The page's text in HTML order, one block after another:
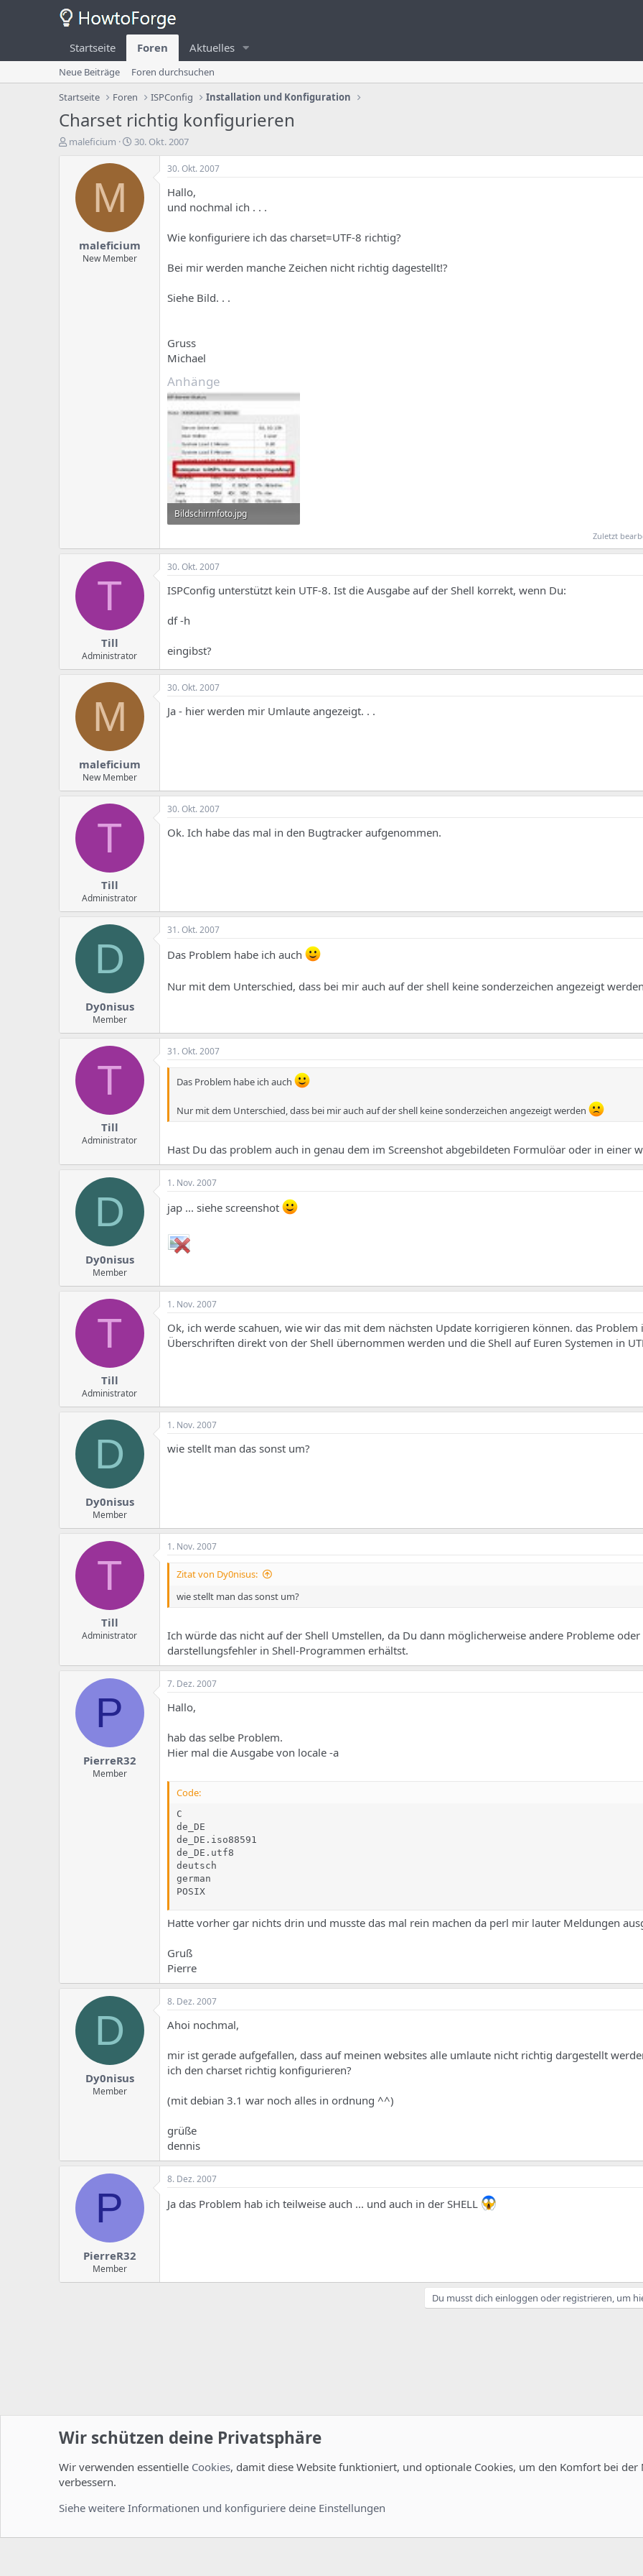
Startseite Foren Aktuelles
Neue Beiträge
Foren durchsuchen
Startseite
Foren ISPConfig Installation und Konfiguration
Charset richtig konfigurieren
E
maleficium
E
t
l
n
g
30. Okt. 2007
M
maleficium
New Member
30. Okt. 2007
Hallo,
und nochmal ich . . .
Wie konfiguriere ich das charset=UTF-8 richtig?
Bei mir werden manche Zeichen nicht richtig dagestellt!?
Siehe Bild. . .
Gruss
Michael
Anhänge
Bildschirmfoto.jpg
Zuletzt
T
Till
Administrator
30. Okt. 2007
ISPConfig unterstützt kein UTF-8. Ist die Ausgabe auf der Shell korrekt, wenn Du:
df -h
eingibst?
M
maleficium
New Member
30. Okt. 2007
Ja - hier werden mir Umlaute angezeigt. . .
T
Till
Administrator
30. Okt. 2007
Ok. Ich habe das mal in den Bugtracker aufgenommen.
D
Dy0nisus
Member
31. Okt. 2007
Das Problem habe ich auch
Nur mit dem Unterschied, dass bei mir auch auf der shell keine sonderzeichen angezeigt werden
T
Till
Administrator
31. Okt. 2007
Das Problem habe ich auch
Nur mit dem Unterschied, dass bei mir auch auf der shell keine sonderzeichen angezeigt werden
Hast Du das problem auch in genau dem im Screenshot abgebildeten Formulöar oder in einer
D
Dy0nisus
Member
1. Nov. 2007
jap ... siehe screenshot
T
Till
Administrator
1. Nov. 2007
Ok, ich werde scahuen, wie wir das mit dem nächsten Update korrigieren können. das Problem
Überschriften direkt von der Shell übernommen werden und die Shell auf Euren Systemen in
D
Dy0nisus
Member
1. Nov. 2007
wie stellt man das sonst um?
T
Till
Administrator
1. Nov. 2007
Zitat von Dy0nisus:
wie stellt man das sonst um?
Ich würde das nicht auf der Shell Umstellen, da Du dann möglicherweise andere Probleme oder
darstellungsfehler in Shell-Programmen erhältst.
P
PierreR32
Member
7. Dez. 2007
Hallo,
hab das selbe Problem.
Hier mal die Ausgabe von locale -a
Code:
C
de_DE
de_DE.iso88591
de_DE.utf8
deutsch
german
POSIX
Hatte vorher gar nichts drin und musste das mal rein machen da perl mir lauter Meldungen
Gruß
Pierre
D
Dy0nisus
Member
8. Dez. 2007
Ahoi nochmal,
mir ist gerade aufgefallen, dass auf meinen websites alle umlaute nicht richtig dargestellt
ich den charset richtig konfigurieren?
(mit debian 3.1 war noch alles in ordnung ^^)
grüße
dennis
P
PierreR32
Member
8. Dez. 2007
Ja das Problem hab ich teilweise auch ... und auch in der SHELL
Du musst dich einloggen oder registrieren, um
Startseite Foren ISPConfig Installation und Konfiguration
Wir schützen deine Privatsphäre
Wir verwenden essentielle Cookies, damit diese Website funktioniert, und optionale Cookies, um den Komfort bei der
verbessern.
Siehe weitere Informationen und konfiguriere deine Einstellungen